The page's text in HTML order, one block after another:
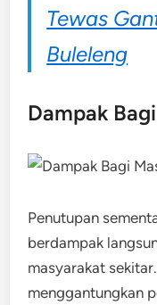
Tewas
Buleleng
Dampak
Penutupan
berdampak
masyarakat
menggantungkan